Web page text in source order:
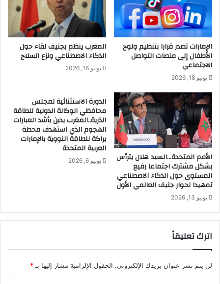
الإمارات تصدر قرارا بتنظيم ولوج
الأطفال إلى منصات التواصل
الاجتماعي
يونيو 18, 2026
المغرب ينظم بجنيف لقاء حول
الذكاء الاصطناعي ونزع السلاح
يونيو 16, 2026
الأمم المتحدة…السيد هلال يترأس
بشكل مشترك اجتماعا رفيع
المستوى حول الذكاء الاصطناعي
تمهيدا لحوار جنيف العالمي الأول
يونيو 13, 2026
الدورة الاستثنائية لمجلس
محافظي الوكالة الدولية للطاقة
الذرية..المغرب يدين بأشد العبارات
الهجوم الذي استهدف محطة
براكة للطاقة النووية بالإمارات
العربية المتحدة
يونيو 6, 2026
اترك تعليقاً
لن يتم نشر عنوان بريدك الإلكتروني. الحقول الإلزامية مشار إليها بـ *